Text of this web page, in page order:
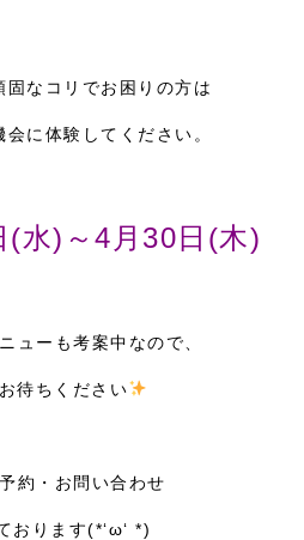
固なコリでお困りの方は
に体験してください。
水)～4月30日(木)
ューも考案中なので、
待ちください
約・お問い合わせ
おります(*‘ω‘ *)